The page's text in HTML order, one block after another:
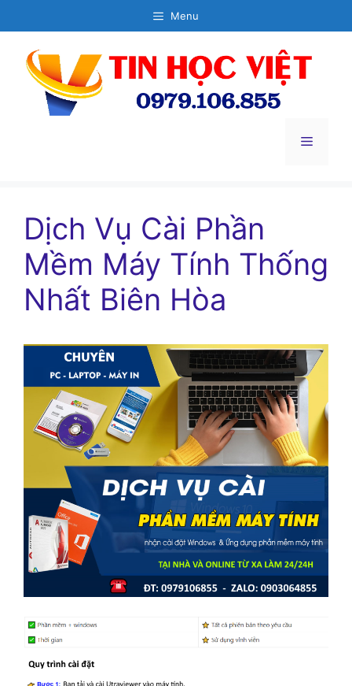
đến
dung
Menu
Menu
Dịch Vụ Cài Phần
Mềm Máy Tính Thống
Nhất Biên Hòa